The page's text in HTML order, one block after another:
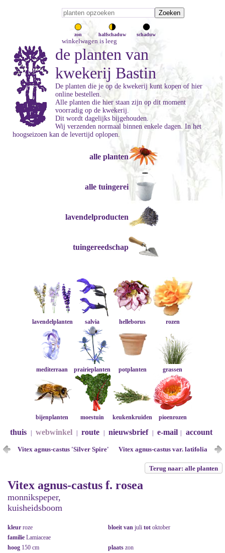
zon halfschaduw schaduw
winkelwagen is leeg
de planten van
kwekerij Bastin
De planten die je op de kwekerij kunt kopen of hier
online bestellen.
Alle planten die hier staan zijn op dit moment
voorradig op de kwekerij.
Dit wordt dagelijks bijgehouden.
Wij verzenden normaal binnen enkele dagen. In het
hoogseizoen kan de levertijd oplopen.
alle planten
alle tuingerei
lavendelproducten
tuingereedschap
lavendelplanten salvia helleborus rozen
mediterraan prairieplanten potplanten grassen
bijenplanten moestuin keukenkruiden pioenrozen
thuis webwinkel route nieuwsbrief e-mail account
Vitex agnus-castus 'Silver Spire' Vitex agnus-castus var. latifolia
Terug naar: alle planten
Vitex agnus-castus f. rosea
monnikspeper,
kuisheidsboom
kleur roze bloeit van juli tot oktober
familie Lamiaceae
hoog 150 cm plaats zon